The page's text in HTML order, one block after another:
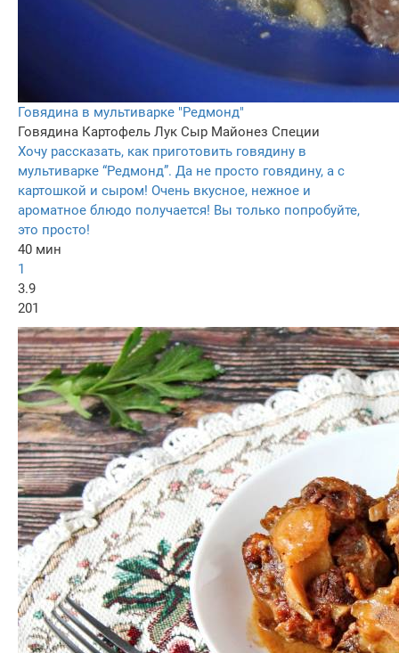
Говядина в мультиварке "Редмонд"
Говядина Картофель Лук Сыр Майонез Специи
Хочу рассказать, как приготовить говядину в
мультиварке “Редмонд”. Да не просто говядину, а с
картошкой и сыром! Очень вкусное, нежное и
ароматное блюдо получается! Вы только попробуйте,
это просто!
40 мин
1
3.9
201